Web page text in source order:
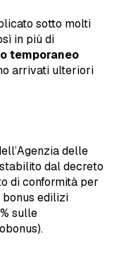
sotto molti
in più di
temporaneo
arrivati ulteriori
delle
dal decreto
di conformità per
bonus edilizi
sulle